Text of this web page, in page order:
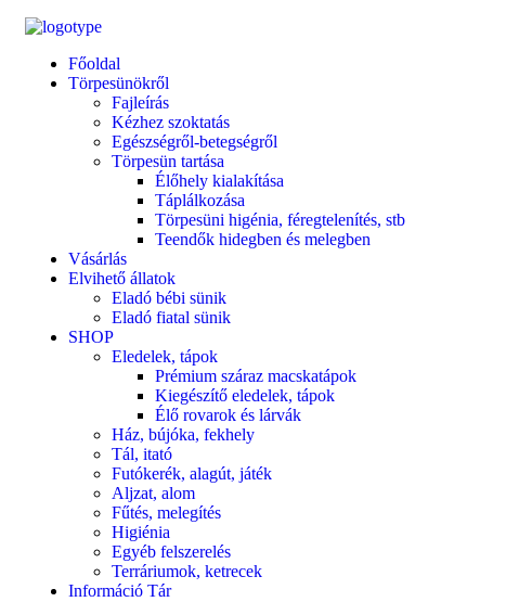
Főoldal
Törpesünökről
Fajleírás
Kézhez szoktatás
Egészségről-betegségről
Törpesün tartása
Élőhely kialakítása
Táplálkozása
Törpesüni higénia, féregtelenítés, stb
Teendők hidegben és melegben
Vásárlás
Elvihető állatok
Eladó bébi sünik
Eladó fiatal sünik
SHOP
Eledelek, tápok
Prémium száraz macskatápok
Kiegészítő eledelek, tápok
Élő rovarok és lárvák
Ház, bújóka, fekhely
Tál, itató
Futókerék, alagút, játék
Aljzat, alom
Fűtés, melegítés
Higiénia
Egyéb felszerelés
Terráriumok, ketrecek
Információ Tár